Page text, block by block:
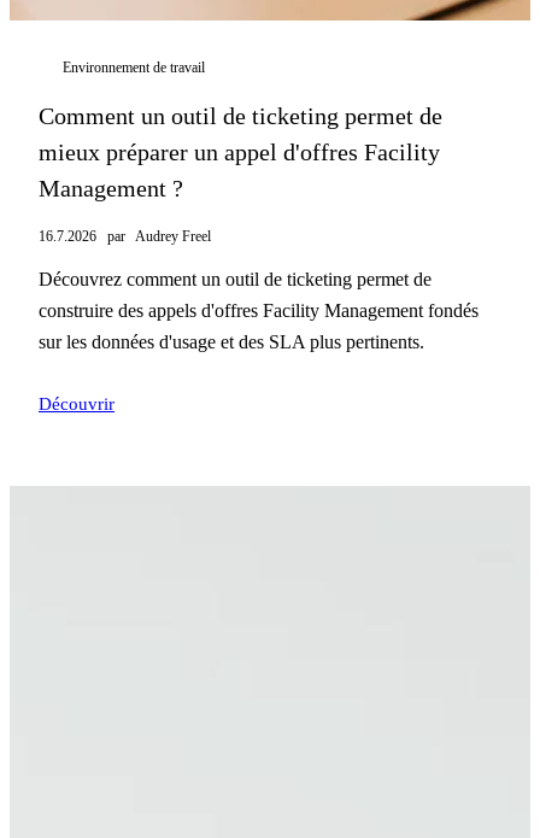
Environnement de travail
Comment un outil de ticketing permet de
mieux préparer un appel d'offres Facility
Management ?
16.7.2026 par Audrey Freel
Découvrez comment un outil de ticketing permet de
construire des appels d'offres Facility Management fondés
sur les données d'usage et des SLA plus pertinents.
Découvrir